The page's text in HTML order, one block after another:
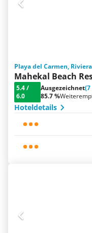
Playa del Carmen,
Mahekal Beach
5.4/
6.0
Ausgezeichnet
85.7 %
Hoteldetails